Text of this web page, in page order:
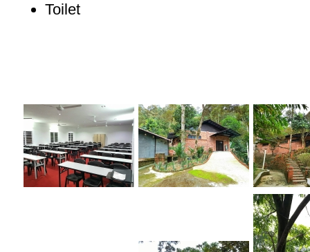
Toilet